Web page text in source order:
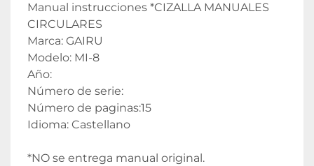
Manual instrucciones *CIZALLA MANUALES
CIRCULARES
Marca: GAIRU
Modelo: MI-8
Año:
Número de serie:
Número de paginas:15
Idioma: Castellano
*NO se entrega manual original.